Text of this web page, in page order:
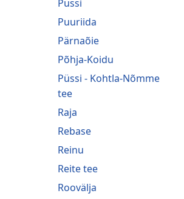
Pussi
Puuriida
Pärnaõie
Põhja-Koidu
Püssi - Kohtla-Nõmme
tee
Raja
Rebase
Reinu
Reite tee
Roovälja